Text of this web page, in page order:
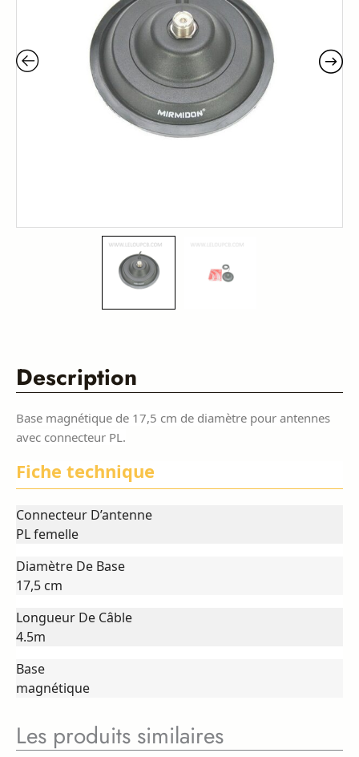
Description
Base magnétique de 17,5 cm de diamètre pour antennes
avec connecteur PL.
Fiche technique
Connecteur D’antenne
PL femelle
Diamètre De Base
17,5 cm
Longueur De Câble
4.5m
Base
magnétique
Les produits similaires